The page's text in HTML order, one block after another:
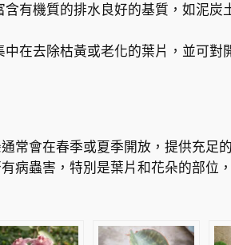
含有機質的排水良好的基質，如泥
在去除枯黃或老化的葉片，並可對
常會在春季或夏季開放，提供充足
病蟲害，特別是葉片和花朵的部位